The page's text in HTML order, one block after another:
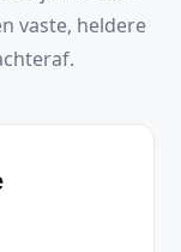
vaste, heldere